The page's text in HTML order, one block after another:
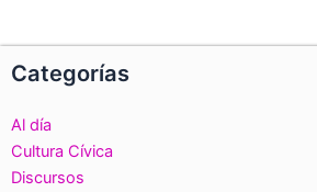
Categorías
Al día
Cultura Cívica
Discursos